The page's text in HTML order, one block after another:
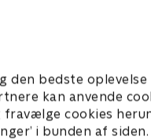
bedste oplevelse
kan anvende
cookies
i bunden af